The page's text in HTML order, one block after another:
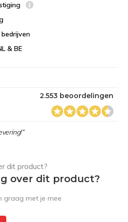
& BE
2.553 beoordelingen
over dit product?
graag met je mee